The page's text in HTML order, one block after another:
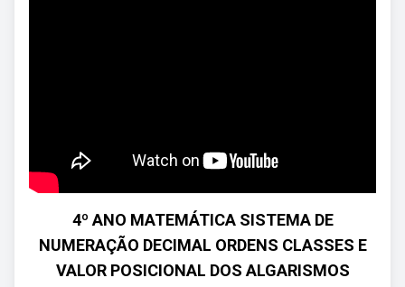
4º ANO MATEMÁTICA SISTEMA DE
NUMERAÇÃO DECIMAL ORDENS CLASSES E
VALOR POSICIONAL DOS ALGARISMOS